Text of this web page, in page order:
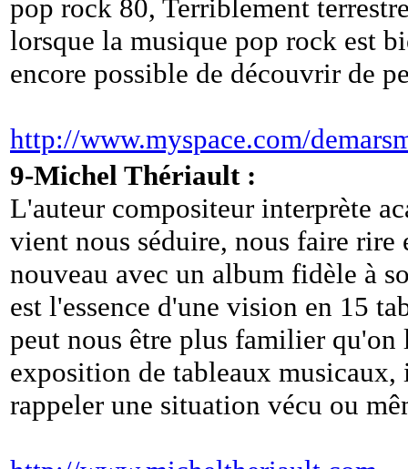
pop rock 80, Terriblement
lorsque la musique pop rock est
encore possible de découvrir de
http://www.myspace.com/
9-Michel Thériault :
L'auteur compositeur interprète
vient nous séduire, nous faire rire
nouveau avec un album fidèle à
est l'essence d'une vision en 15
peut nous être plus familier qu'on
exposition de tableaux
rappeler une situation vécu ou